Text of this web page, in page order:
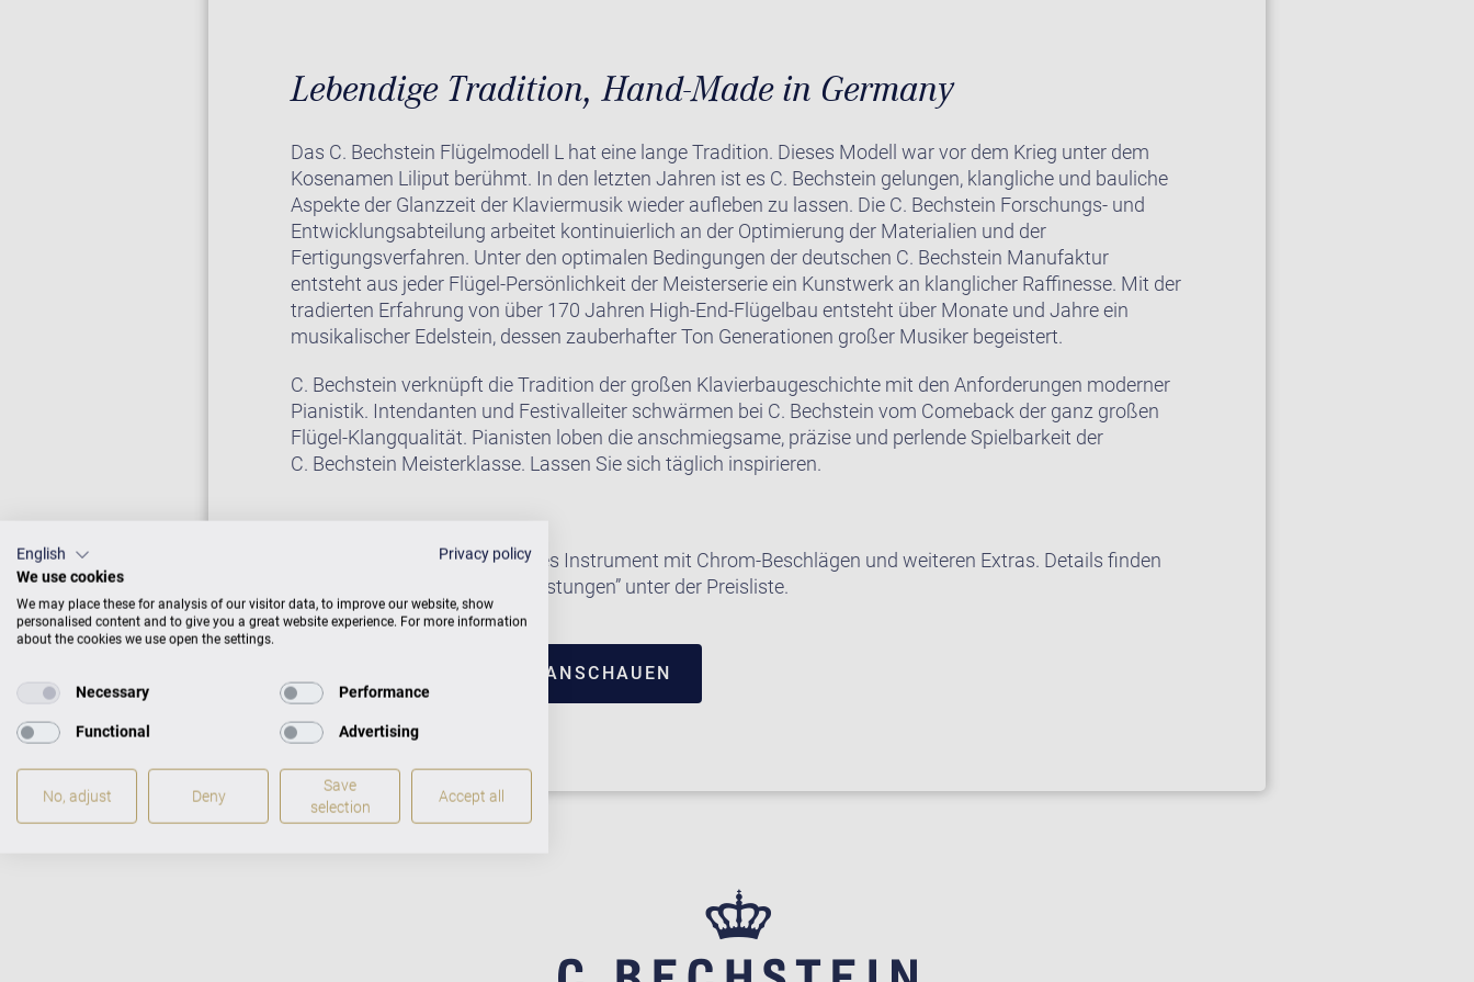
Lebendige Tradition, Hand-Made in Germany
Das C. Bechstein Flügelmodell L hat eine lange Tradition. Dieses Modell war vor dem Krieg unter dem
Kosenamen Liliput berühmt. In den letzten Jahren ist es C. Bechstein gelungen, klangliche und bauliche
Aspekte der Glanzzeit der Klaviermusik wieder aufleben zu lassen. Die C. Bechstein Forschungs- und
Entwicklungsabteilung arbeitet kontinuierlich an der Optimierung der Materialien und der
Fertigungsverfahren. Unter den optimalen Bedingungen der deutschen C. Bechstein Manufaktur
entsteht aus jeder Flügel-Persönlichkeit der Meisterserie ein Kunstwerk an klanglicher Raffinesse. Mit der
tradierten Erfahrung von über 170 Jahren High-End-Flügelbau entsteht über Monate und Jahre ein
musikalischer Edelstein, dessen zauberhafter Ton Generationen großer Musiker begeistert.
C. Bechstein verknüpft die Tradition der großen Klavierbaugeschichte mit den Anforderungen moderner
Pianistik. Intendanten und Festivalleiter schwärmen bei C. Bechstein vom Comeback der ganz großen
Flügel-Klangqualität. Pianisten loben die anschmiegsame, präzise und perlende Spielbarkeit der
C. Bechstein Meisterklasse. Lassen Sie sich täglich inspirieren.
Auf Wunsch erhalten Sie dieses Instrument mit Chrom-Beschlägen und weiteren Extras. Details finden
Sie weiter unten bei “Zusatzleistungen” unter der Preisliste.
FLÜGEL IM CENTRUM ANSCHAUEN
English
Privacy policy
We use cookies
We may place these for analysis of our visitor data, to improve our website, show
personalised content and to give you a great website experience. For more information
about the cookies we use open the settings.
Necessary Performance
Functional Advertising
No, adjust Deny
Save
selection
Accept all